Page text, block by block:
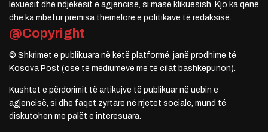
lexuesit dhe ndjekësit e agjencisë, si masë klikuesish. Kjo ka qenë
dhe ka mbetur premisa themelore e politikave të redaksisë.
@Copyright
© Shkrimet e publikuara në këtë platformë, janë prodhime të
Kosova Post (ose të mediumeve me të cilat bashkëpunon).
Kushtet e përdorimit të artikujve të publikuar në uebin e
agjencisë, si dhe faqet zyrtare në rrjetet sociale, mund të
diskutohen me palët e interesuara.